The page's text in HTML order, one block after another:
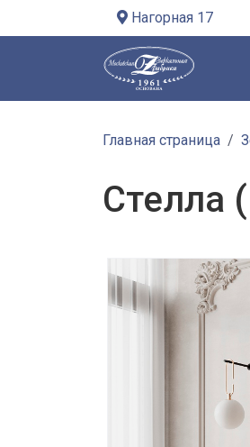
Нагорная 17
Главная страница
Стелла